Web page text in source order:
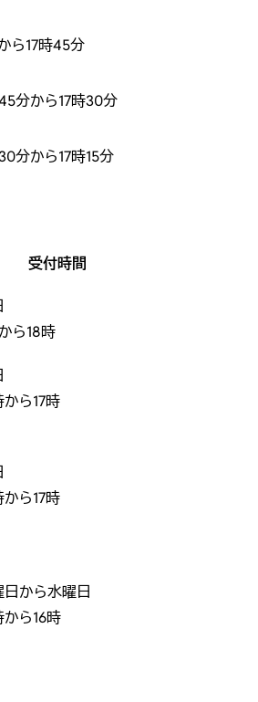
ら17時45分
分から17時30分
分から17時15分
受付時間
ら18時
から17時
から17時
日から水曜日
から16時